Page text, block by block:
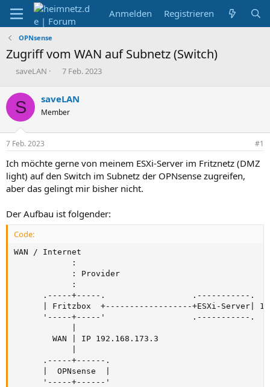
Anmelden Registrieren
OPNsense
Zugriff vom WAN auf Subnetz (Switch)
E
s
t
e
l
l
e
saveLAN
E
t
e
l
m
7 Feb. 2023
S saveLAN
Member
7 Feb. 2023 #1
Ich möchte gerne von meinem ESXi-Server im Fritznetz (DMZ
light) auf den Switch im Subnetz der OPNsense zugreifen,
aber das gelingt mir bisher nicht.
Der Aufbau ist folgender:
Code:
WAN / Internet
            :
            : Provider
            :
      .-----+-----.                  .-----------.
| Fritzbox  +------------------+ESXi-Server|
      '-----+-----'                  .-----------.
        WAN | IP 192.168.173.3
      .-----+------.
      |  OPNsense  |
      '-----+------'